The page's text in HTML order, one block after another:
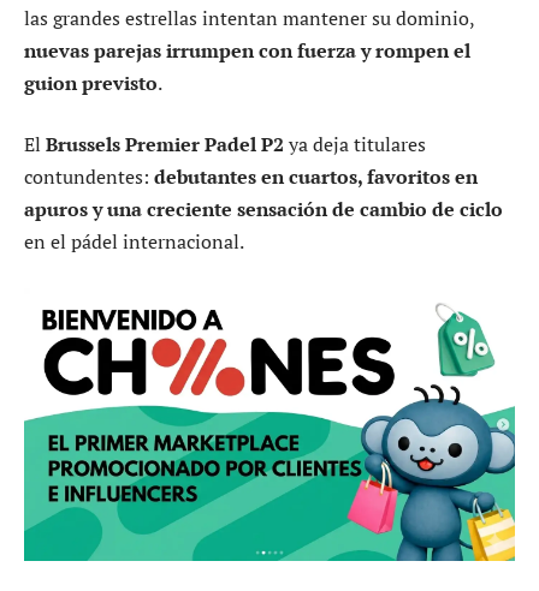
las grandes estrellas intentan mantener su dominio,
nuevas parejas irrumpen con fuerza y rompen el
guion previsto.
El Brussels Premier Padel P2 ya deja titulares
contundentes: debutantes en cuartos, favoritos en
apuros y una creciente sensación de cambio de ciclo
en el pádel internacional.